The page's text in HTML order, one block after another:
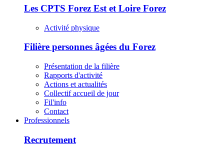
Les CPTS Forez Est et Loire Forez
Activité physique
Filière personnes âgées du Forez
Présentation de la filière
Rapports d'activité
Actions et actualités
Collectif accueil de jour
Fil'info
Contact
Professionnels
Recrutement